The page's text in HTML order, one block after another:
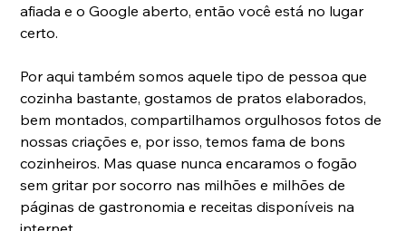
afiada e o Google aberto, então você está no lugar
certo.
Por aqui também somos aquele tipo de pessoa que
cozinha bastante, gostamos de pratos elaborados,
bem montados, compartilhamos orgulhosos fotos de
nossas criações e, por isso, temos fama de bons
cozinheiros. Mas quase nunca encaramos o fogão
sem gritar por socorro nas milhões e milhões de
páginas de gastronomia e receitas disponíveis na